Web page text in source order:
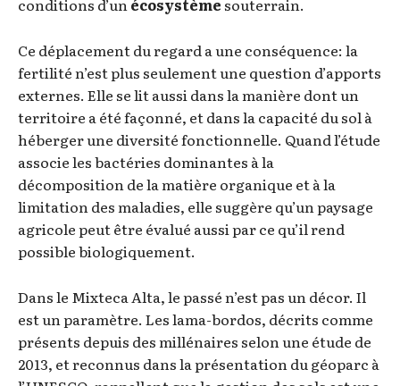
conditions d’unécosystème souterrain.
Ce déplacement du regard a une conséquence: la
fertilité n’est plus seulement une question d’apports
externes. Elle se lit aussi dans la manière dont un
territoire a été façonné, et dans la capacité du sol à
héberger une diversité fonctionnelle. Quand l’étude
associe les bactéries dominantes à la
décomposition de la matière organique et à la
limitation des maladies, elle suggère qu’un paysage
agricole peut être évalué aussi par ce qu’il rend
possible biologiquement.
Dans le Mixteca Alta, le passé n’est pas un décor. Il
est un paramètre. Les lama-bordos, décrits comme
présents depuis des millénaires selon une étude de
2013, et reconnus dans la présentation du géoparc à